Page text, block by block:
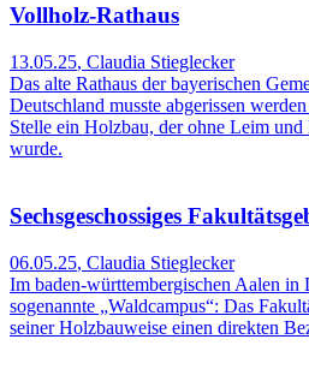
Vollholz-Rathaus
13.05.25, Claudia Stieglecker
Das alte Rathaus der bayerischen
Deutschland musste abgerissen
Stelle ein Holzbau, der ohne Leim und
wurde.
Sechsgeschossiges
06.05.25, Claudia Stieglecker
Im baden-württembergischen Aalen in
sogenannte „Waldcampus“: Das
seiner Holzbauweise einen direkten